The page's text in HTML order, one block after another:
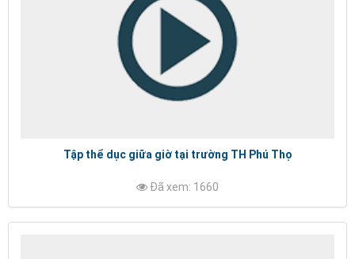
Tập thể dục giữa giờ tại trường TH Phú Thọ
Đã xem: 1660